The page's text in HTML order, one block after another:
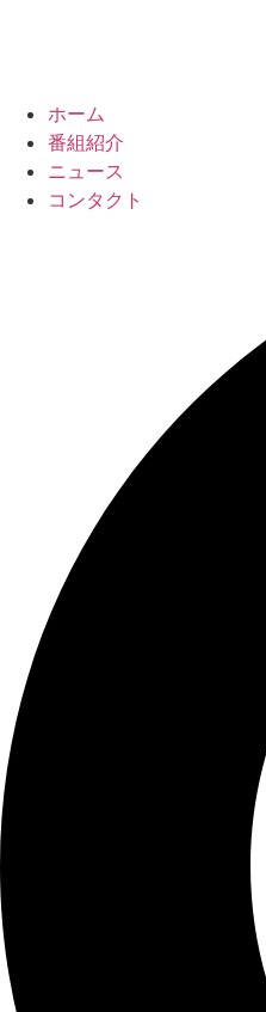
ホーム
番組紹介
ニュース
コンタクト